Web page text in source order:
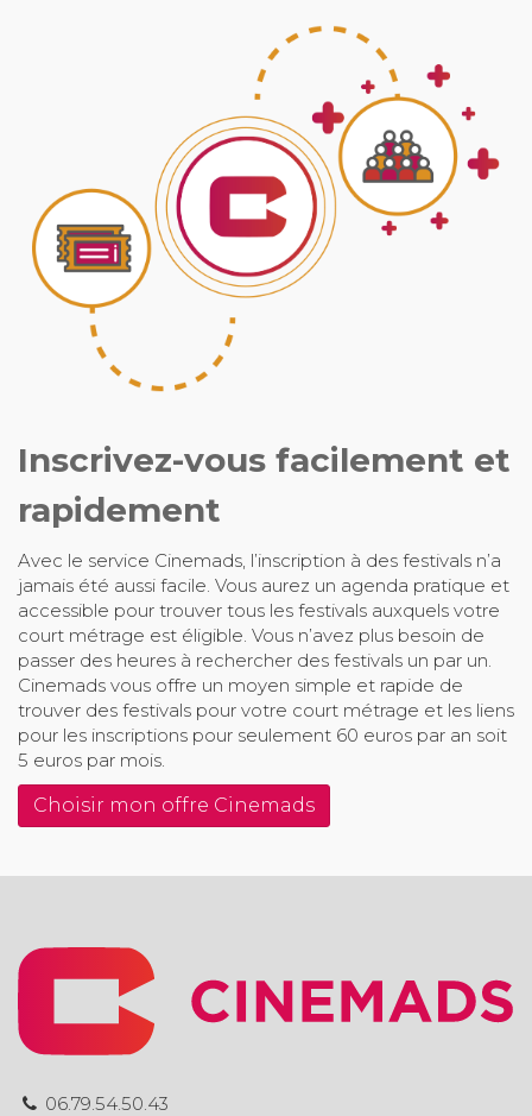
Inscrivez-vous facilement et
rapidement
Avec le service Cinemads, l’inscription à des festivals n’a
jamais été aussi facile. Vous aurez un agenda pratique et
accessible pour trouver tous les festivals auxquels votre
court métrage est éligible. Vous n’avez plus besoin de
passer des heures à rechercher des festivals un par un.
Cinemads vous offre un moyen simple et rapide de
trouver des festivals pour votre court métrage et les liens
pour les inscriptions pour seulement 60 euros par an soit
5 euros par mois.
Choisir mon offre Cinemads
06.79.54.50.43